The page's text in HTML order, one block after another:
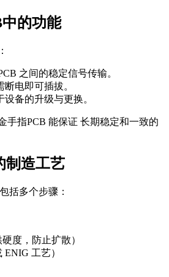
的功能
之间的稳定信号传输。
断电即可插拔。
设备的升级与更换。
手指PCB 能保证 长期稳定和一致的
制造工艺
括多个步骤：
度，防止扩散）
工艺）